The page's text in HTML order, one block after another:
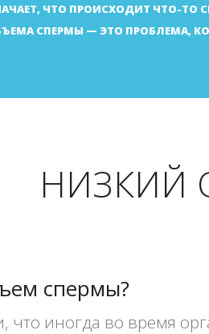
ЧТО ПРОИСХОДИТ ЧТО-ТО
СПЕРМЫ — ЭТО ПРОБЛЕМА,
НИЗКИЙ
спермы?
иногда во время